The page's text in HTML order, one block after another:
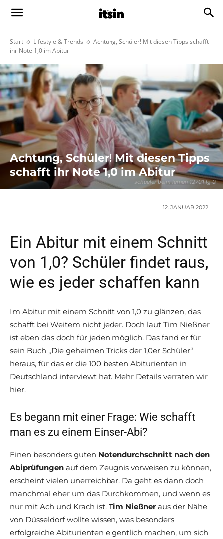
Start Lifestyle & Trends
Achtung, Schüler! Mit diesen Tipps schafft
ihr Note 1,0 im Abitur
schueler beim lernen 12701 lg 0
Achtung, Schüler! Mit diesen Tipps
schafft ihr Note 1,0 im Abitur
12. JANUAR 2022
Ein Abitur mit einem Schnitt
von 1,0? Schüler findet raus,
wie es jeder schaffen kann
Im Abitur mit einem Schnitt von 1,0 zu glänzen, das
schafft bei Weitem nicht jeder. Doch laut Tim Nießner
ist eben das doch für jeden möglich. Das fand er für
sein Buch „Die geheimen Tricks der 1,0er Schüler“
heraus, für das er die 100 besten Abiturienten in
Deutschland interviewt hat. Mehr Details verraten wir
hier.
Es begann mit einer Frage: Wie schafft
man es zu einem Einser-Abi?
Einen besonders guten Notendurchschnitt nach den
Abiprüfungen auf dem Zeugnis vorweisen zu können,
erscheint vielen unerreichbar. Da geht es dann doch
manchmal eher um das Durchkommen, und wenn es
nur mit Ach und Krach ist. Tim Nießner aus der Nähe
von Düsseldorf wollte wissen, was besonders
erfolgreiche Abiturienten eigentlich machen, um sich